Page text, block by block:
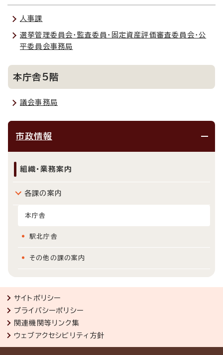
人事課
選挙管理委員会・監査委員・固定資産評価審査委員会・公
平委員会事務局
本庁舎5階
議会事務局
市政情報
組織・業務案内
各課の案内
本庁舎
駅北庁舎
その他の課の案内
サイトポリシー
プライバシーポリシー
関連機関等リンク集
ウェブアクセシビリティ方針